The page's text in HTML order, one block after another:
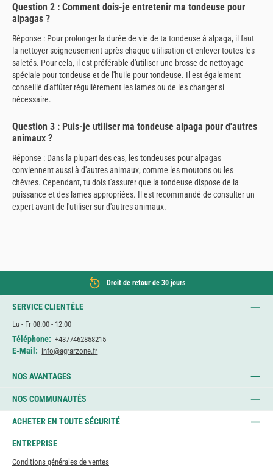
Question 2 : Comment dois-je entretenir ma tondeuse pour
alpagas ?
Réponse : Pour prolonger la durée de vie de ta tondeuse à alpaga, il faut
la nettoyer soigneusement après chaque utilisation et enlever toutes les
saletés. Pour cela, il est préférable d'utiliser une brosse de nettoyage
spéciale pour tondeuse et de l'huile pour tondeuse. Il est également
conseillé d'affûter régulièrement les lames ou de les changer si
nécessaire.
Question 3 : Puis-je utiliser ma tondeuse alpaga pour d'autres
animaux ?
Réponse : Dans la plupart des cas, les tondeuses pour alpagas
conviennent aussi à d'autres animaux, comme les moutons ou les
chèvres. Cependant, tu dois t'assurer que la tondeuse dispose de la
puissance et des lames appropriées. Il est recommandé de consulter un
expert avant de l'utiliser sur d'autres animaux.
Droit de retour de 30 jours
SERVICE CLIENTÈLE
Lu - Fr 08:00 - 12:00
Téléphone: +4377462858215
E-Mail: info@agrarzone.fr
NOS AVANTAGES
NOS COMMUNAUTÉS
ACHETER EN TOUTE SÉCURITÉ
ENTREPRISE
Conditions générales de ventes